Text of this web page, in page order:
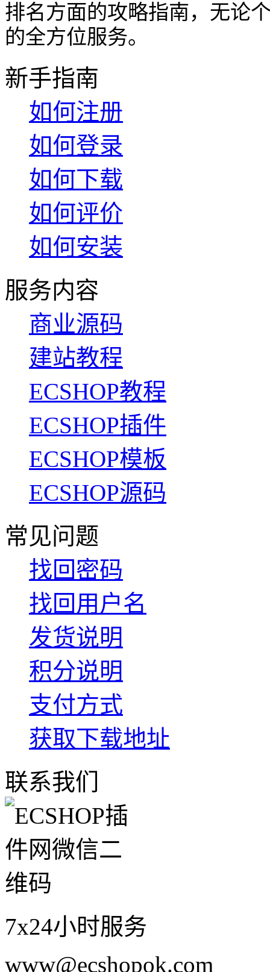
排名方面的攻略指南，无论
的全方位服务。
新手指南
如何注册
如何登录
如何下载
如何评价
如何安装
服务内容
商业源码
建站教程
ECSHOP教程
ECSHOP插件
ECSHOP模板
ECSHOP源码
常见问题
找回密码
找回用户名
发货说明
积分说明
支付方式
获取下载地址
联系我们
7x24小时服务
www@ecshopok.com